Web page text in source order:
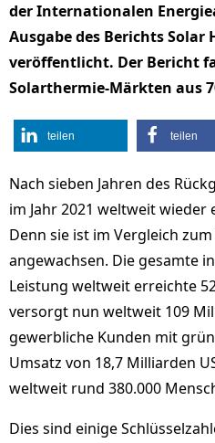
der Internationalen
Ausgabe des Berichts Solar
veröffentlicht. Der Bericht
Solarthermie-Märkten aus
teilen teilen
Nach sieben Jahren des
im Jahr 2021 weltweit wieder
Denn sie ist im Vergleich
angewachsen. Die gesamte
Leistung weltweit erreichte
versorgt nun weltweit 109
gewerbliche Kunden mit
Umsatz von 18,7 Milliarden
weltweit rund 380.000
Dies sind einige